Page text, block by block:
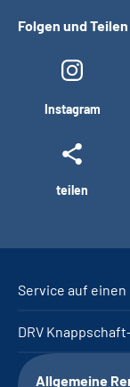
Folgen und Teilen
Instagram
teilen
Service auf einen
DRV
Allgemeine